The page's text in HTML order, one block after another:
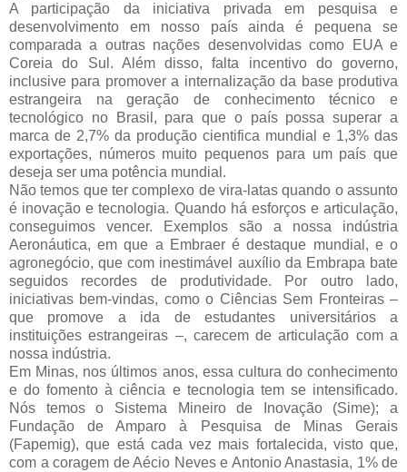
A participação da iniciativa privada em pesquisa e
desenvolvimento em nosso país ainda é pequena se
comparada a outras nações desenvolvidas como EUA e
Coreia do Sul. Além disso, falta incentivo do governo,
inclusive para promover a internalização da base produtiva
estrangeira na geração de conhecimento técnico e
tecnológico no Brasil, para que o país possa superar a
marca de 2,7% da produção cientifica mundial e 1,3% das
exportações, números muito pequenos para um país que
deseja ser uma potência mundial.
Não temos que ter complexo de vira-latas quando o assunto
é inovação e tecnologia. Quando há esforços e articulação,
conseguimos vencer. Exemplos são a nossa indústria
Aeronáutica, em que a Embraer é destaque mundial, e o
agronegócio, que com inestimável auxílio da Embrapa bate
seguidos recordes de produtividade. Por outro lado,
iniciativas bem-vindas, como o Ciências Sem Fronteiras –
que promove a ida de estudantes universitários a
instituições estrangeiras –, carecem de articulação com a
nossa indústria.
Em Minas, nos últimos anos, essa cultura do conhecimento
e do fomento à ciência e tecnologia tem se intensificado.
Nós temos o Sistema Mineiro de Inovação (Sime); a
Fundação de Amparo à Pesquisa de Minas Gerais
(Fapemig), que está cada vez mais fortalecida, visto que,
com a coragem de Aécio Neves e Antonio Anastasia, 1% de